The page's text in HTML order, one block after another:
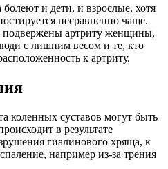
и дети, и взрослые, хотя
несравненно чаще.
подвержены артриту женщины,
с лишним весом и те, кто
к артриту.
коленных суставов могут быть
в результате
гиалинового хряща, к
например из-за трения